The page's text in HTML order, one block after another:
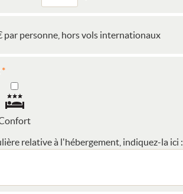
par personne, hors vols internationaux
relative à l'hébergement, indiquez-la ici :